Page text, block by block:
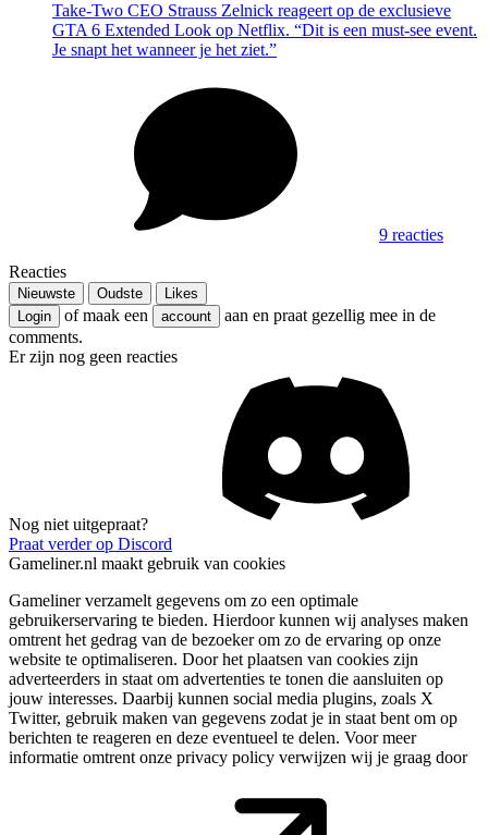
Take-Two CEO Strauss Zelnick reageert op de exclusieve
GTA 6 Extended Look op Netflix. “Dit is een must-see event.
Je snapt het wanneer je het ziet.”
9 reacties
Reacties
Nieuwste Oudste
Likes
Login
of maak een account
aan en praat gezellig mee in de
comments.
Er zijn nog geen reacties
Nog niet uitgepraat?
Praat verder op Discord
Gameliner.nl maakt gebruik van cookies
Gameliner verzamelt gegevens om zo een optimale
gebruikerservaring te bieden. Hierdoor kunnen wij analyses maken
omtrent het gedrag van de bezoeker om zo de ervaring op onze
website te optimaliseren. Door het plaatsen van cookies zijn
adverteerders in staat om advertenties te tonen die aansluiten op
jouw interesses. Daarbij kunnen social media plugins, zoals X
Twitter, gebruik maken van gegevens zodat je in staat bent om op
berichten te reageren en deze eventueel te delen. Voor meer
informatie omtrent onze privacy policy verwijzen wij je graag door